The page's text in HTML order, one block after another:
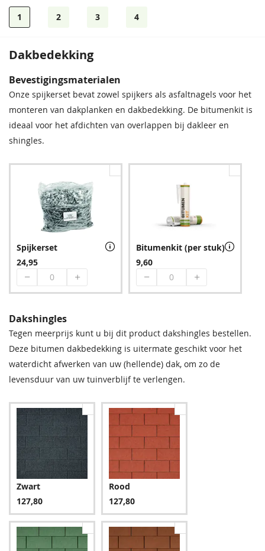
1 2 3 4
Dakbedekking
Bevestigingsmaterialen
Onze spijkerset bevat zowel spijkers als asfaltnagels voor het
monteren van dakplanken en dakbedekking. De bitumenkit is
ideaal voor het afdichten van overlappen bij dakleer en
shingles.
Spijkerset
24,95
Bitumenkit (per stuk)
9,60
Dakshingles
Tegen meerprijs kunt u bij dit product dakshingles bestellen.
Deze bitumen dakbedekking is uitermate geschikt voor het
waterdicht afwerken van uw (hellende) dak, om zo de
levensduur van uw tuinverblijf te verlengen.
Zwart
127,80
Rood
127,80